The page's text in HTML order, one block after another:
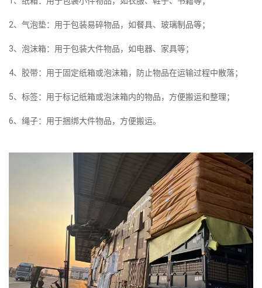
2、气泡垫：用于包装易碎物品，如餐具、玻璃制品等；
3、泡沫箱：用于包装大件物品，如电器、家具等；
4、胶带：用于固定纸箱或泡沫箱，防止物品在运输过程中散落；
5、标签：用于标记纸箱或泡沫箱内的物品，方便搬运和整理；
6、绳子：用于捆绑大件物品，方便搬运。